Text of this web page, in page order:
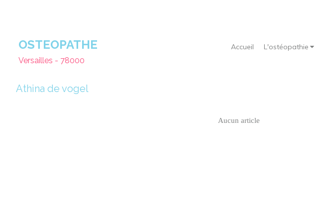
Accueil L'ostéopathie
OSTEOPATHE
Versailles - 78000
Athina de vogel
Aucun article